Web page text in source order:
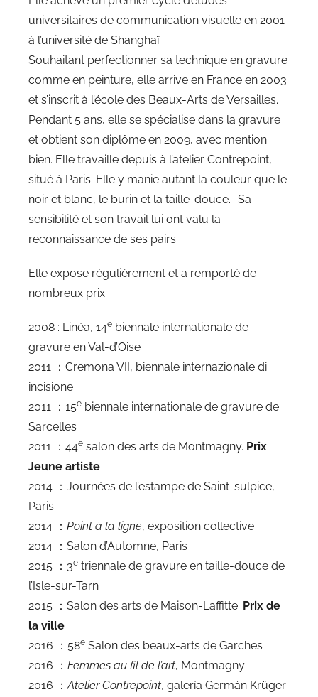
universitaires de communication visuelle en 2001
à l’université de Shanghaï.
Souhaitant perfectionner sa technique en gravure
comme en peinture, elle arrive en France en 2003
et s’inscrit à l’école des Beaux-Arts de Versailles.
Pendant 5 ans, elle se spécialise dans la gravure
et obtient son diplôme en 2009, avec mention
bien. Elle travaille depuis à l’atelier Contrepoint,
situé à Paris. Elle y manie autant la couleur que le
noir et blanc, le burin et la taille-douce. Sa
sensibilité et son travail lui ont valu la
reconnaissance de ses pairs.
Elle expose régulièrement et a remporté de
nombreux prix :
2008 : Linéa, 14e biennale internationale de
gravure en Val-d’Oise
2011 ：Cremona VII, biennale internazionale di
incisione
2011 ：15e biennale internationale de gravure de
Sarcelles
2011 ：44e salon des arts de Montmagny. Prix
Jeune artiste
2014 ：Journées de l’estampe de Saint-sulpice,
Paris
2014 ： Point à la ligne, exposition collective
2014 ：Salon d’Automne, Paris
2015 ：3e triennale de gravure en taille-douce de
l’Isle-sur-Tarn
2015 ：Salon des arts de Maison-Laffitte. Prix de
la ville
2016 ：58e Salon des beaux-arts de Garches
2016 ： Femmes au fil de l’art, Montmagny
2016 ：Atelier Contrepoint, galería Germán Krüger